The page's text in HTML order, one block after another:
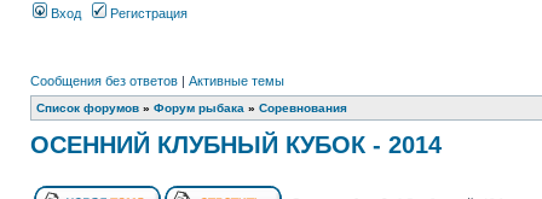
Вход Регистрация
Сообщения без ответов | Активные темы
Список форумов » Форум рыбака » Соревнования
ОСЕННИЙ КЛУБНЫЙ КУБОК - 2014